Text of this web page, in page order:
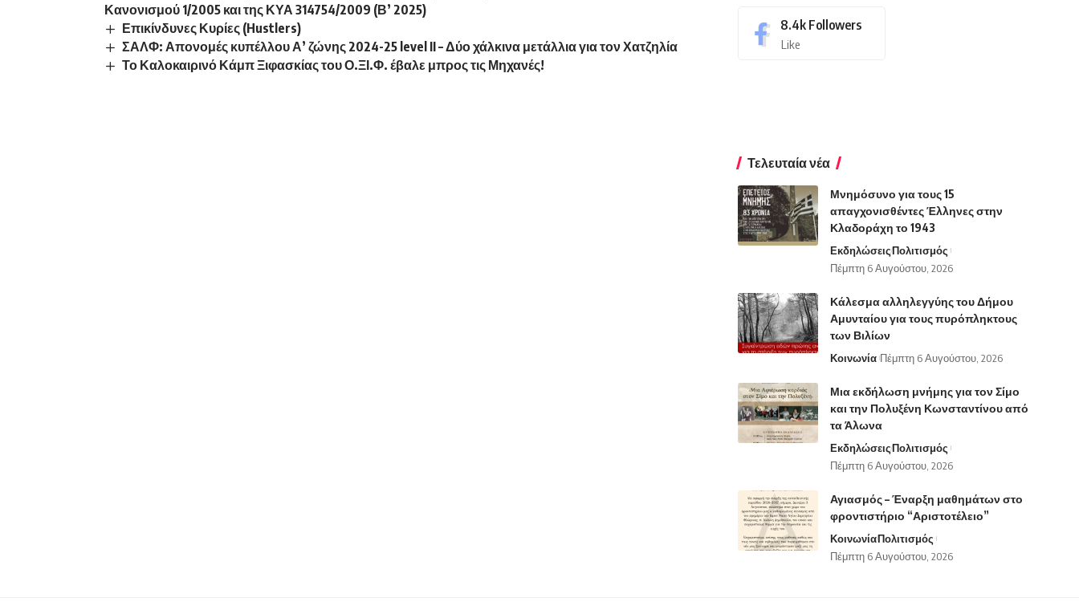
Κανονισμού 1/2005 και της ΚΥΑ 314754/2009 (Β’ 2025)
Επικίνδυνες Κυρίες (Hustlers)
ΣΑΛΦ: Απονομές κυπέλλου Α’ ζώνης 2024-25 level II – Δύο χάλκινα μετάλλια για τον Χατζηλία
Το Καλοκαιρινό Κάμπ Ξιφασκίας του Ο.ΞΙ.Φ. έβαλε μπρος τις Μηχανές!
8.4k Followers
Like
Τελευταία νέα
Μνημόσυνο για τους 15
απαγχονισθέντες Έλληνες στην
Κλαδοράχη το 1943
ΕκδηλώσειςΠολιτισμός
Πέμπτη 6 Αυγούστου, 2026
Κάλεσμα αλληλεγγύης του Δήμου
Αμυνταίου για τους πυρόπληκτους
των Βιλίων
Κοινωνία Πέμπτη 6 Αυγούστου, 2026
Μια εκδήλωση μνήμης για τον Σίμο
και την Πολυξένη Κωνσταντίνου από
τα Άλωνα
ΕκδηλώσειςΠολιτισμός
Πέμπτη 6 Αυγούστου, 2026
Αγιασμός – Έναρξη μαθημάτων στο
φροντιστήριο “Αριστοτέλειο”
ΚοινωνίαΠολιτισμός
Πέμπτη 6 Αυγούστου, 2026